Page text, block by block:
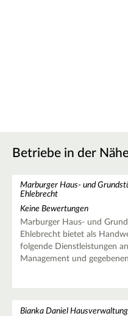
Betriebe in der
Marburger Haus- und
Ehlebrecht
Keine Bewertungen
Marburger Haus- und
Ehlebrecht bietet als
folgende Dienstleistungen
Management und
Bianka Daniel